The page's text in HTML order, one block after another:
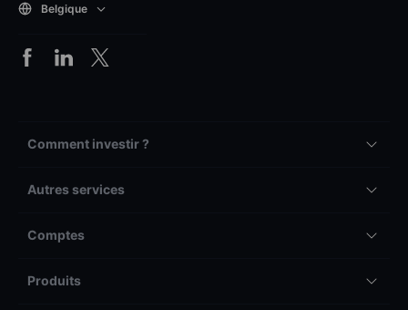
Belgique
Comment investir ?
Autres services
Comptes
Produits